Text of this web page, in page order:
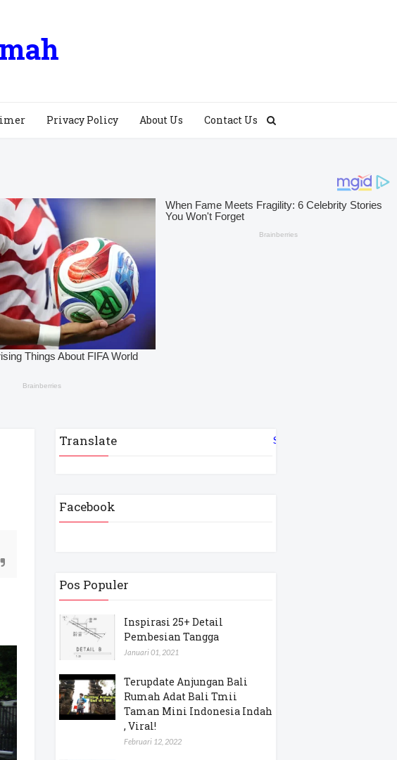
Privacy Policy About Us Contact Us
Translate Select Language
Facebook
Pos Populer
Inspirasi 25+ Detail
Pembesian Tangga
Januari 01, 2021
Terupdate Anjungan Bali
Rumah Adat Bali Tmii
Taman Mini Indonesia Indah
, Viral!
Februari 12, 2022